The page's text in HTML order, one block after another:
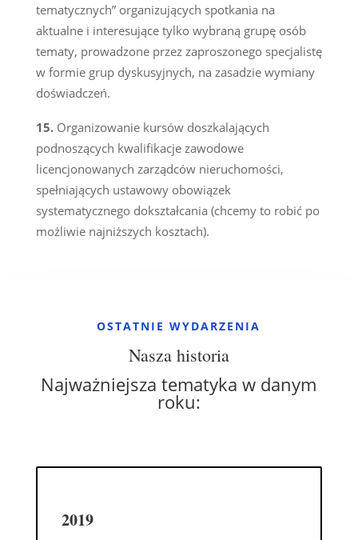
tematycznych” organizujących spotkania na
aktualne i interesujące tylko wybraną grupę osób
tematy, prowadzone przez zaproszonego specjalistę
w formie grup dyskusyjnych, na zasadzie wymiany
doświadczeń.
Organizowanie kursów doszkalających
podnoszących kwalifikacje zawodowe
licencjonowanych zarządców nieruchomości,
spełniających ustawowy obowiązek
systematycznego dokształcania (chcemy to robić po
możliwie najniższych kosztach).
OSTATNIE WYDARZENIA
Nasza historia
Najważniejsza tematyka w danym
roku:
2019